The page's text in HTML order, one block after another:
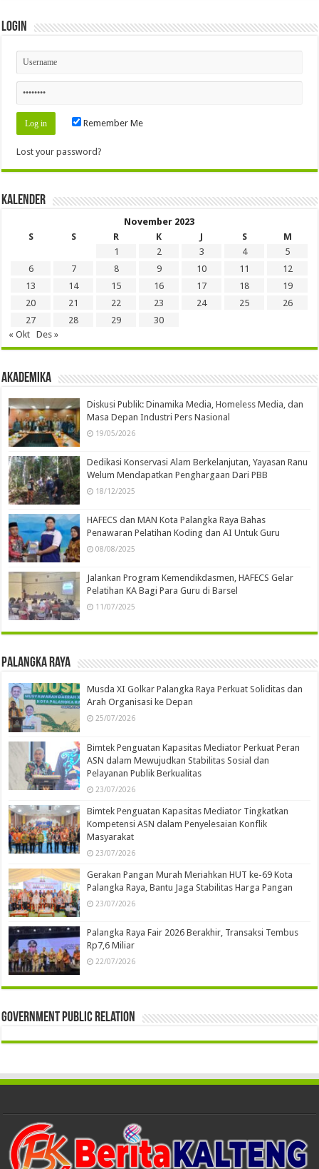
Login
Remember Me
Lost your password?
Kalender
November 2023
S
S R K J S
M
1
2 3 4
5
6
7 8 9 10 11
12
13
14 15 16 17 18
19
20
21 22 23 24 25
26
27
28 29
30
« Okt
Des »
Akademika
Diskusi Publik: Dinamika Media, Homeless Media, dan
Masa Depan Industri Pers Nasional
19/05/2026
Dedikasi Konservasi Alam Berkelanjutan, Yayasan Ranu
Welum Mendapatkan Penghargaan Dari PBB
18/12/2025
HAFECS dan MAN Kota Palangka Raya Bahas
Penawaran Pelatihan Koding dan AI Untuk Guru
08/08/2025
Jalankan Program Kemendikdasmen, HAFECS Gelar
Pelatihan KA Bagi Para Guru di Barsel
11/07/2025
Palangka Raya
Musda XI Golkar Palangka Raya Perkuat Soliditas dan
Arah Organisasi ke Depan
25/07/2026
Bimtek Penguatan Kapasitas Mediator Perkuat Peran
ASN dalam Mewujudkan Stabilitas Sosial dan
Pelayanan Publik Berkualitas
23/07/2026
Bimtek Penguatan Kapasitas Mediator Tingkatkan
Kompetensi ASN dalam Penyelesaian Konflik
Masyarakat
23/07/2026
Gerakan Pangan Murah Meriahkan HUT ke-69 Kota
Palangka Raya, Bantu Jaga Stabilitas Harga Pangan
23/07/2026
Palangka Raya Fair 2026 Berakhir, Transaksi Tembus
Rp7,6 Miliar
22/07/2026
Government Public Relation